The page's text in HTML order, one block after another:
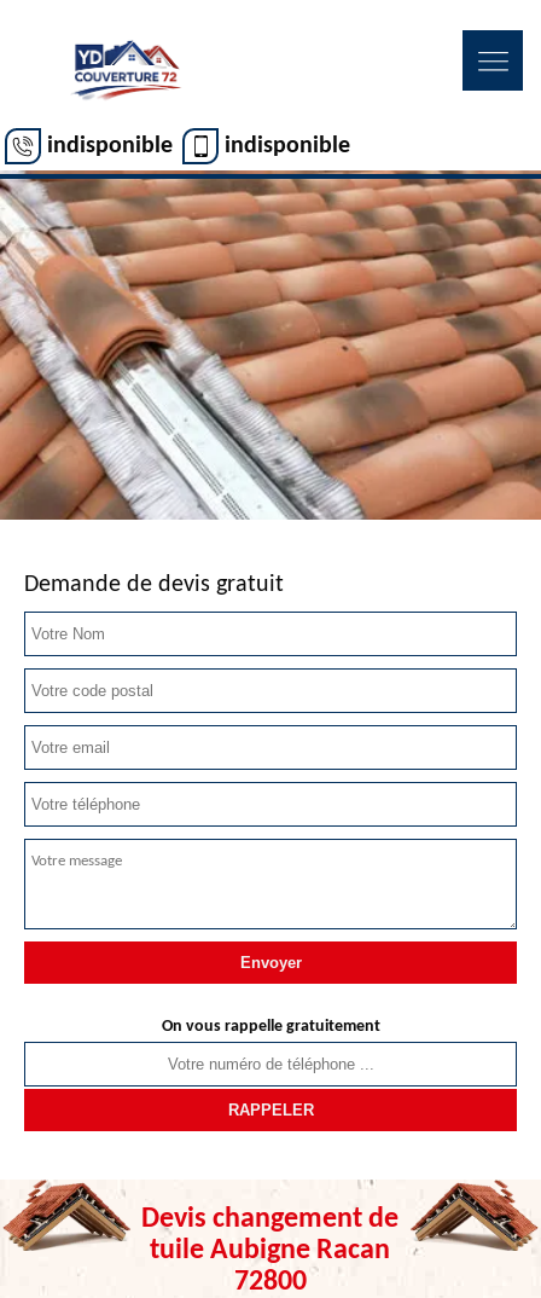
indisponible indisponible
Demande de devis gratuit
On vous rappelle gratuitement
Devis changement de
tuile Aubigne Racan
72800